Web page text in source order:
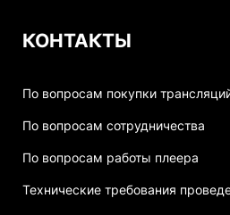
КОНТАКТЫ
По вопросам покупки
По вопросам сотрудничества
По вопросам работы плеера
Технические требования